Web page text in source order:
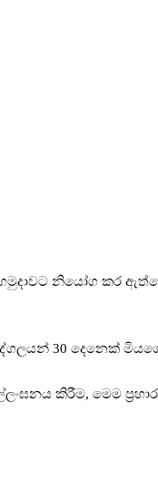
හමුදාවට නියෝග කර
30 දෙනෙක්
කිරීම, මෙම